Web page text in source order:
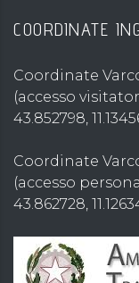
COORDINATE
Coordinate
(accesso
43.852798,
Coordinate
(accesso
43.862728,